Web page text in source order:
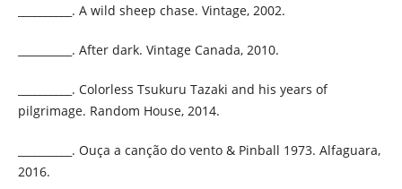
__________. A wild sheep chase. Vintage, 2002.
__________. After dark. Vintage Canada, 2010.
__________. Colorless Tsukuru Tazaki and his years of
pilgrimage. Random House, 2014.
__________. Ouça a canção do vento & Pinball 1973. Alfaguara,
2016.